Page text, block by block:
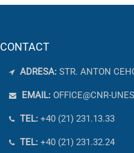
CONTACT
ADRESA: STR. ANTON
EMAIL: OFFICE@CNR-
TEL: +40 (21) 231.13.33
TEL: +40 (21) 231.32.24